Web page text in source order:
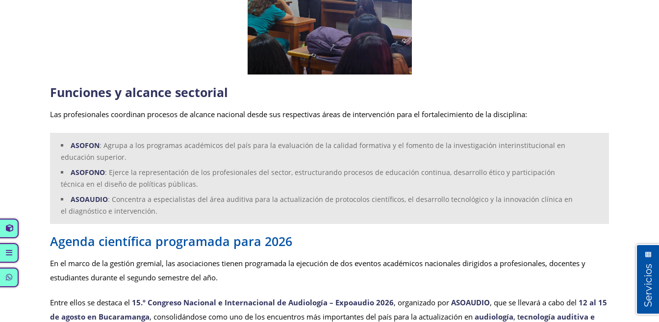
Funciones y alcance sectorial
Las profesionales coordinan procesos de alcance nacional desde sus respectivas áreas de intervención para el fortalecimiento de la disciplina:
ASOFON: Agrupa a los programas académicos del país para la evaluación de la calidad formativa y el fomento de la investigación interinstitucional en
educación superior.
ASOFONO: Ejerce la representación de los profesionales del sector, estructurando procesos de educación continua, desarrollo ético y participación
técnica en el diseño de políticas públicas.
ASOAUDIO: Concentra a especialistas del área auditiva para la actualización de protocolos científicos, el desarrollo tecnológico y la innovación clínica en
el diagnóstico e intervención.
Agenda científica programada para 2026
En el marco de la gestión gremial, las asociaciones tienen programada la ejecución de dos eventos académicos nacionales dirigidos a profesionales, docentes y
estudiantes durante el segundo semestre del año.
Entre ellos se destaca el 15.º Congreso Nacional e Internacional de Audiología – Expoaudio 2026, organizado por ASOAUDIO, que se llevará a cabo del 12 al 15
de agosto en Bucaramanga, consolidándose como uno de los encuentros más importantes del país para la actualización en audiología, tecnología auditiva e
Servicios